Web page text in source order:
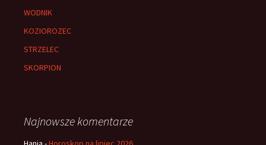
WODNIK
KOZIOROZEC
STRZELEC
SKORPION
Najnowsze komentarze